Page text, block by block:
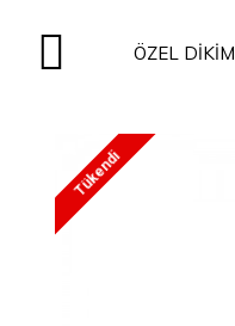
ÖZEL DİKİM
Tükendi